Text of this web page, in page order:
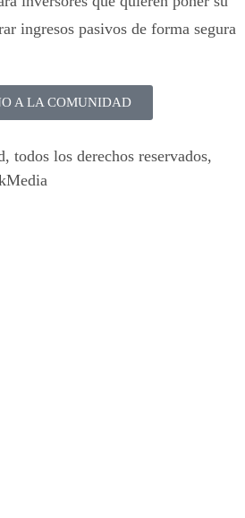
ingresos pasivos de forma segura
A LA COMUNIDAD
los derechos reservados,